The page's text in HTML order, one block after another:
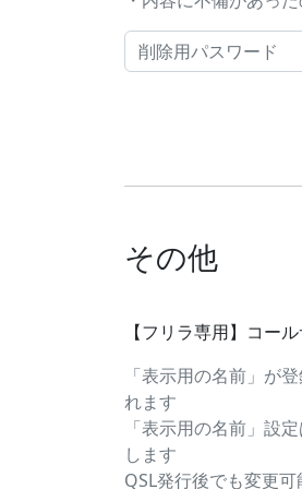
その他
【フリラ専用】コー
「表示用の名前」が
れます
「表示用の名前」設
します
QSL発行後でも変更可